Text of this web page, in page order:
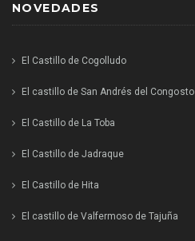
NOVEDADES
El Castillo de Cogolludo
El castillo de San Andrés del Congosto
El Castillo de La Toba
El Castillo de Jadraque
El Castillo de Hita
El castillo de Valfermoso de Tajuña